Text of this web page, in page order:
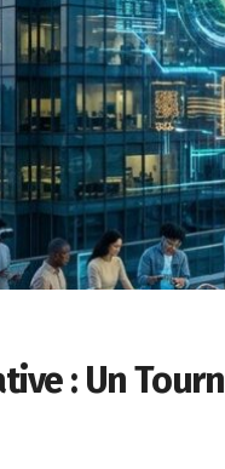
: Un